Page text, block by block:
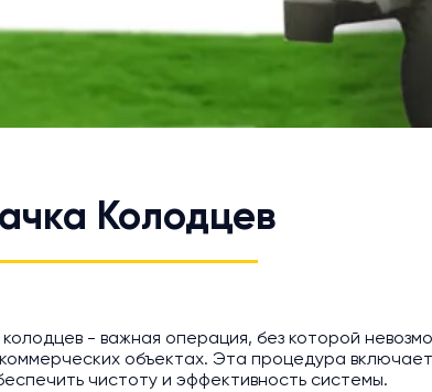
Колодцев
- важная операция, без которой
объектах. Эта процедура
чистоту и эффективность системы.